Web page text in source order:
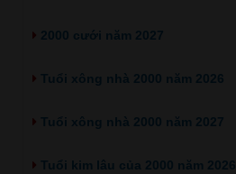
2000 cưới năm 2027
Tuổi xông nhà 2000 năm 2026
Tuổi xông nhà 2000 năm 2027
Tuổi kim lâu của 2000 năm 2026